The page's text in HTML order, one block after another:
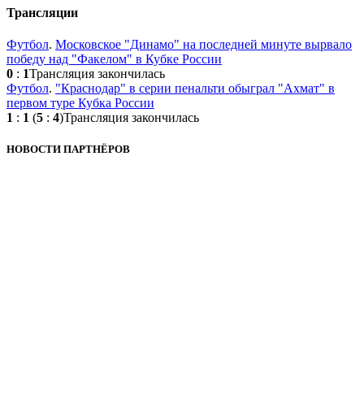
Трансляции
Футбол. Московское "Динамо" на последней минуте вырвало
победу над "Факелом" в Кубке России
0 : 1Трансляция закончилась
Футбол. "Краснодар" в серии пенальти обыграл "Ахмат" в
первом туре Кубка России
1 : 1 (5 : 4)Трансляция закончилась
НОВОСТИ ПАРТНЁРОВ